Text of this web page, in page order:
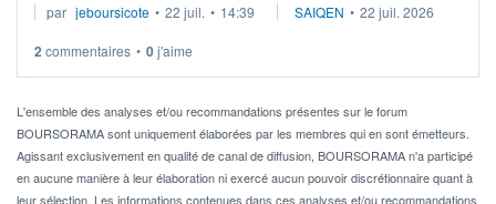
via un ETF plutôt que des actions individuelles.
Idéalement, je voudrais qu'il soit éligible au PEA.
Pour l' ...
par jeboursicote • 22 juil. • 14:39 SAIQEN • 22 juil. 2026
2 commentaires • 0j'aime
L'ensemble des analyses et/ou recommandations présentes sur le forum
BOURSORAMA sont uniquement élaborées par les membres qui en sont émetteurs.
Agissant exclusivement en qualité de canal de diffusion, BOURSORAMA n'a participé
en aucune manière à leur élaboration ni exercé aucun pouvoir discrétionnaire quant à
leur sélection. Les informations contenues dans ces analyses et/ou recommandations